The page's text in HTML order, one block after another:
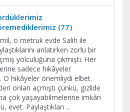
(77)
o metruk evde Salih ile
anlatırken zorlu bir
yolculuğuna çıkmıştı. Her
sadece hikâyeler
O hikâyeler önemliydi elbet.
onları açmıştı çünkü, gizlide
çok yaşayabilmelerine imkân
evet. Paylaştıkları ...